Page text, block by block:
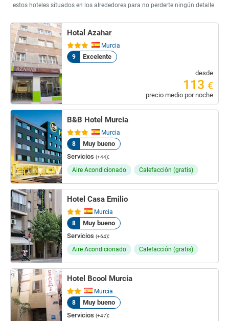
estos hoteles situados en los alrededores para no perderte ningún detalle
Hotal Azahar
Murcia
9
Excelente
desde
113 €
precio medio por noche
B&B Hotel Murcia
Murcia
8
Muy bueno
Servicios (+44):
Aire Acondicionado Calefacción (gratis)
Hotel Casa Emilio
Murcia
8
Muy bueno
Servicios (+64):
Aire Acondicionado Calefacción (gratis)
Hotel Bcool Murcia
Murcia
8
Muy bueno
Servicios (+47):